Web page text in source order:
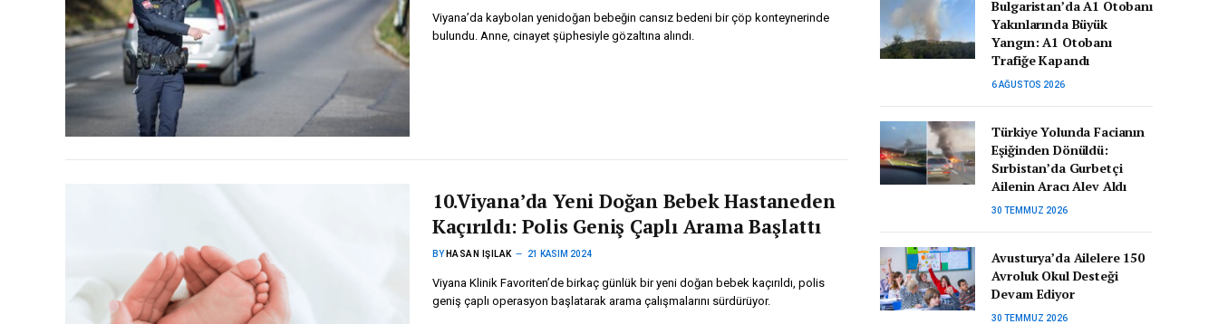
Viyana’da kaybolan yenidoğan bebeğin cansız bedeni bir çöp konteynerinde
bulundu. Anne, cinayet şüphesiyle gözaltına alındı.
10.Viyana’da Yeni Doğan Bebek Hastaneden
Kaçırıldı: Polis Geniş Çaplı Arama Başlattı
BY HASAN IŞILAK 21 KASIM 2024
Viyana Klinik Favoriten’de birkaç günlük bir yeni doğan bebek kaçırıldı, polis
geniş çaplı operasyon başlatarak arama çalışmalarını sürdürüyor.
Bulgaristan’da A1 Otobanı
Yakınlarında Büyük
Yangın: A1 Otobanı
Trafiğe Kapandı
6 AĞUSTOS 2026
Türkiye Yolunda Facianın
Eşiğinden Dönüldü:
Sırbistan’da Gurbetçi
Ailenin Aracı Alev Aldı
30 TEMMUZ 2026
Avusturya’da Ailelere 150
Avroluk Okul Desteği
Devam Ediyor
30 TEMMUZ 2026